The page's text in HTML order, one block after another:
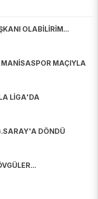
OLABİLİRİM...
MANİSASPOR MAÇIYLA
LİGA'DA
DÖNDÜ